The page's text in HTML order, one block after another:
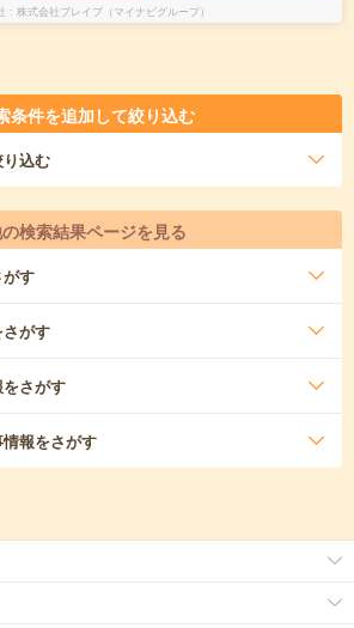
株式会社ブレイブ（マイナビグループ）
条件を追加して絞り込む
込む
検索結果ページを見る
す
がす
さがす
報をさがす